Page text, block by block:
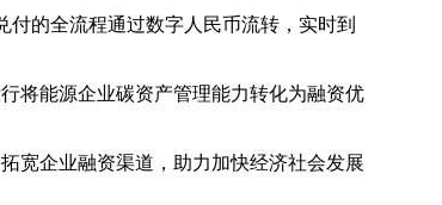
的全流程通过数字人民币流转，实时到
将能源企业碳资产管理能力转化为融资优
宽企业融资渠道，助力加快经济社会发展